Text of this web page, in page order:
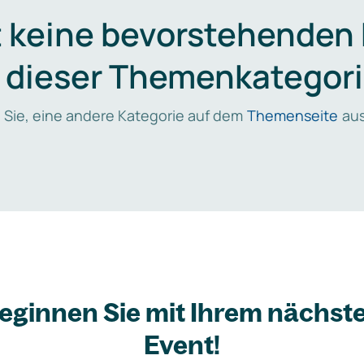
keine bevorstehenden
eine andere Kategorie auf dem Themenseite
Sie mit Ihrem
Event!